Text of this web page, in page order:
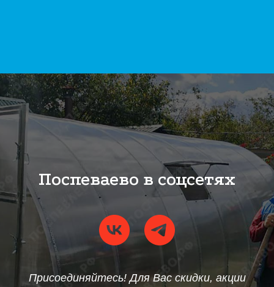
Поспеваево в соцсетях
Присоединяйтесь! Для Вас скидки, акции